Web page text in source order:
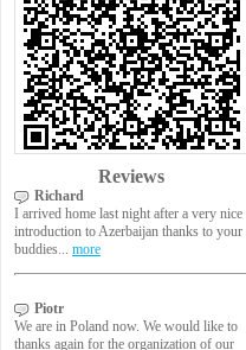
Reviews
Richard
I arrived home last night after a very nice
introduction to Azerbaijan thanks to your
buddies... more
Piotr
We are in Poland now. We would like to
thanks again for the organization of our